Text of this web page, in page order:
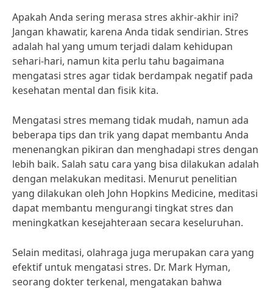
Apakah Anda sering merasa stres akhir-akhir ini?
Jangan khawatir, karena Anda tidak sendirian. Stres
adalah hal yang umum terjadi dalam kehidupan
sehari-hari, namun kita perlu tahu bagaimana
mengatasi stres agar tidak berdampak negatif pada
kesehatan mental dan fisik kita.
Mengatasi stres memang tidak mudah, namun ada
beberapa tips dan trik yang dapat membantu Anda
menenangkan pikiran dan menghadapi stres dengan
lebih baik. Salah satu cara yang bisa dilakukan adalah
dengan melakukan meditasi. Menurut penelitian
yang dilakukan oleh John Hopkins Medicine, meditasi
dapat membantu mengurangi tingkat stres dan
meningkatkan kesejahteraan secara keseluruhan.
Selain meditasi, olahraga juga merupakan cara yang
efektif untuk mengatasi stres. Dr. Mark Hyman,
seorang dokter terkenal, mengatakan bahwa